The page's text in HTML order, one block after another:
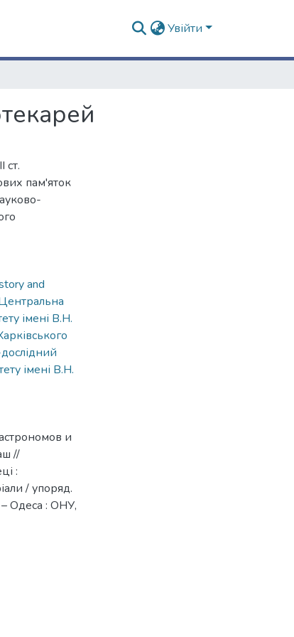
Увійти
ст.
пам'яток
and
імені В.Н.
імені В.Н.
и
//
:
/ упоряд.
Одеса : ОНУ,